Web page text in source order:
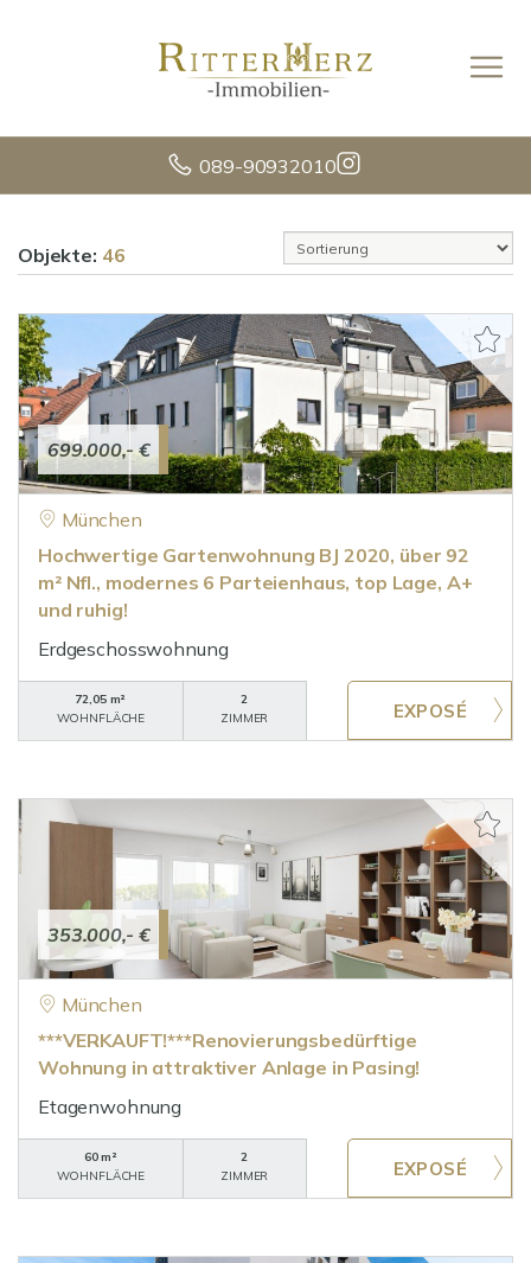
089-90932010
Objekte: 46
699.000,- €
München
Hochwertige Gartenwohnung BJ 2020, über 92
m² Nfl., modernes 6 Parteienhaus, top Lage, A+
und ruhig!
Erdgeschosswohnung
72,05 m²
WOHNFLÄCHE
2
ZIMMER
353.000,- €
München
***VERKAUFT!***Renovierungsbedürftige
Wohnung in attraktiver Anlage in Pasing!
Etagenwohnung
60 m²
WOHNFLÄCHE
2
ZIMMER